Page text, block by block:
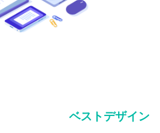
ベストデザイン